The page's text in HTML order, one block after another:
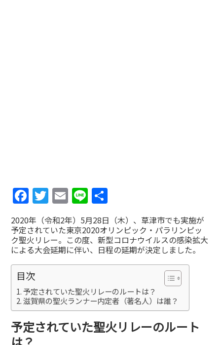
Facebook
Twitter
Email
Line
有
2020年（令和2年）5月28日（木）、草津市でも実施が
予定されていた東京2020オリンピック・パラリンピッ
ク聖火リレー。この度、新型コロナウイルスの感染拡大
による大会延期に伴い、日程の延期が決定しました。
目次
予定されていた聖火リレーのルートは？
滋賀県の聖火ランナー内定者（著名人）は誰？
予定されていた聖火リレーのルート